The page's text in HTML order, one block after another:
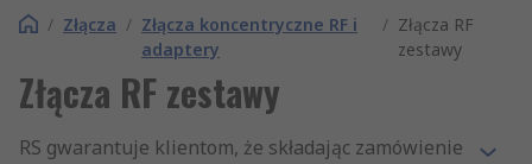
/ Złącza / Złącza koncentryczne RF i
adaptery
/ Złącza RF
zestawy
Złącza RF zestawy
RS gwarantuje klientom, że składając zamówienie